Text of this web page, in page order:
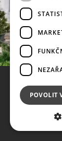
POVOLIT